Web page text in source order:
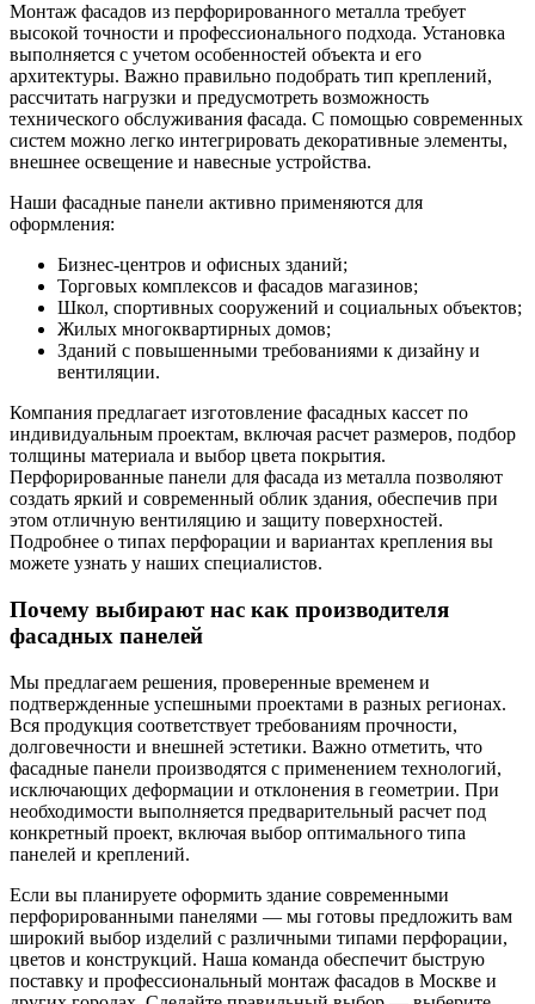
Монтаж фасадов из перфорированного металла требует
высокой точности и профессионального подхода. Установка
выполняется с учетом особенностей объекта и его
архитектуры. Важно правильно подобрать тип креплений,
рассчитать нагрузки и предусмотреть возможность
технического обслуживания фасада. С помощью современных
систем можно легко интегрировать декоративные элементы,
внешнее освещение и навесные устройства.
Наши фасадные панели активно применяются для
оформления:
Бизнес-центров и офисных зданий;
Торговых комплексов и фасадов магазинов;
Школ, спортивных сооружений и социальных объектов;
Жилых многоквартирных домов;
Зданий с повышенными требованиями к дизайну и
вентиляции.
Компания предлагает изготовление фасадных кассет по
индивидуальным проектам, включая расчет размеров, подбор
толщины материала и выбор цвета покрытия.
Перфорированные панели для фасада из металла позволяют
создать яркий и современный облик здания, обеспечив при
этом отличную вентиляцию и защиту поверхностей.
Подробнее о типах перфорации и вариантах крепления вы
можете узнать у наших специалистов.
Почему выбирают нас как производителя
фасадных панелей
Мы предлагаем решения, проверенные временем и
подтвержденные успешными проектами в разных регионах.
Вся продукция соответствует требованиям прочности,
долговечности и внешней эстетики. Важно отметить, что
фасадные панели производятся с применением технологий,
исключающих деформации и отклонения в геометрии. При
необходимости выполняется предварительный расчет под
конкретный проект, включая выбор оптимального типа
панелей и креплений.
Если вы планируете оформить здание современными
перфорированными панелями — мы готовы предложить вам
широкий выбор изделий с различными типами перфорации,
цветов и конструкций. Наша команда обеспечит быструю
поставку и профессиональный монтаж фасадов в Москве и